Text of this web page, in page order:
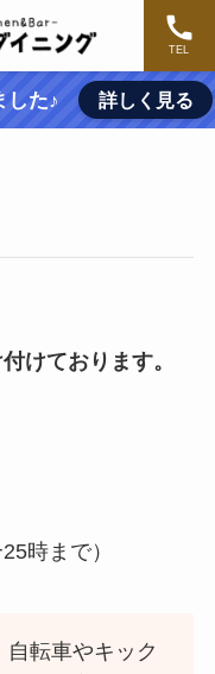
TEL
した♪ 詳しく見る
けております。
時まで）
転車やキック